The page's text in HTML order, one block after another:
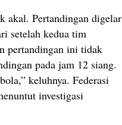
akal. Pertandingan digelar
setelah kedua tim
pertandingan ini tidak
pada jam 12 siang.
keluhnya. Federasi
investigasi